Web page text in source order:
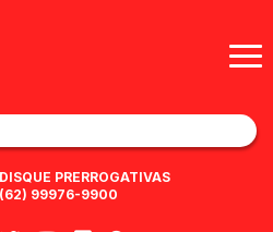
DISQUE PRERROGATIVAS
(62) 99976-9900